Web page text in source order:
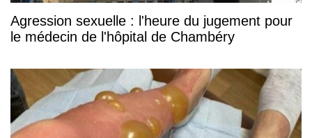
Agression sexuelle : l'heure du jugement pour
le médecin de l'hôpital de Chambéry